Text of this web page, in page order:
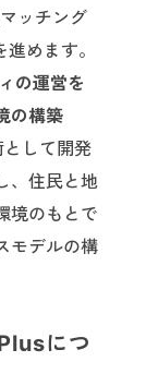
ッチング
めます。
の運営を
の構築
して開発
、住民と地
境のもとで
モデルの構
につ